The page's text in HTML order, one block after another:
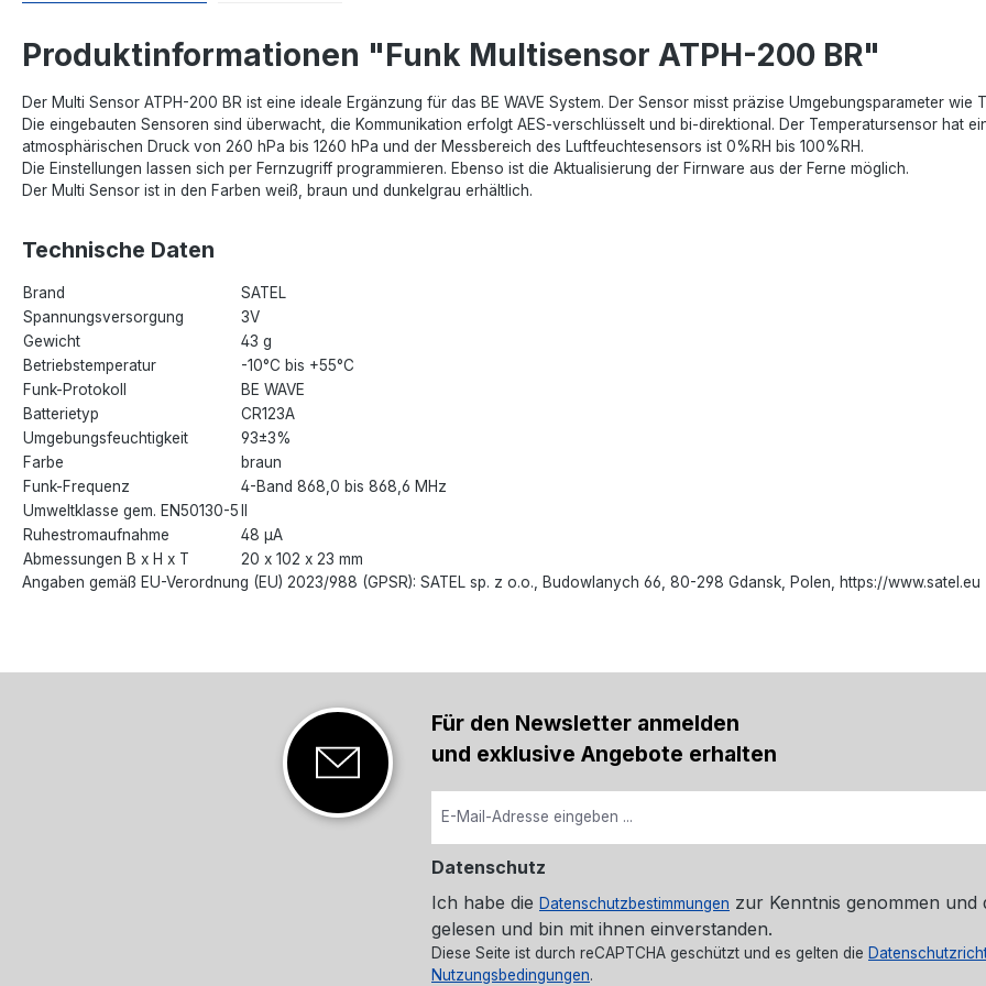
Produktinformationen "Funk Multisensor ATPH-200 BR"
Der Multi Sensor ATPH-200 BR ist eine ideale Ergänzung für das BE WAVE System. Der Sensor misst präzise Umgebungsparameter
Die eingebauten Sensoren sind überwacht, die Kommunikation erfolgt AES-verschlüsselt und bi-direktional. Der Temperatursensor hat
atmosphärischen Druck von 260 hPa bis 1260 hPa und der Messbereich des Luftfeuchtesensors ist 0%RH bis 100%RH.
Die Einstellungen lassen sich per Fernzugriff programmieren. Ebenso ist die Aktualisierung der Firnware aus der Ferne möglich.
Der Multi Sensor ist in den Farben weiß, braun und dunkelgrau erhältlich.
Technische Daten
Brand
SATEL
Spannungsversorgung
3V
Gewicht
43 g
Betriebstemperatur
-10°C bis +55°C
Funk-Protokoll
BE WAVE
Batterietyp
CR123A
Umgebungsfeuchtigkeit
93±3%
Farbe
braun
Funk-Frequenz
4-Band 868,0 bis 868,6 MHz
Umweltklasse gem. EN50130-5
Ruhestromaufnahme
48 μA
Abmessungen B x H x T
20 x 102 x 23 mm
Angaben gemäß EU-Verordnung (EU) 2023/988 (GPSR): SATEL sp. z o.o., Budowlanych 66, 80-298 Gdansk, Polen, https://www.satel.eu
Für den Newsletter anmelden
und exklusive Angebote erhalten
Datenschutz
Ich habe die Datenschutzbestimmungen zur Kenntnis genommen und
gelesen und bin mit ihnen einverstanden.
Diese Seite ist durch reCAPTCHA geschützt und es gelten die
Nutzungsbedingungen.